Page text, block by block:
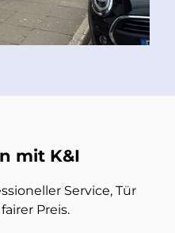
mit K&I
Service, Tür
Preis.